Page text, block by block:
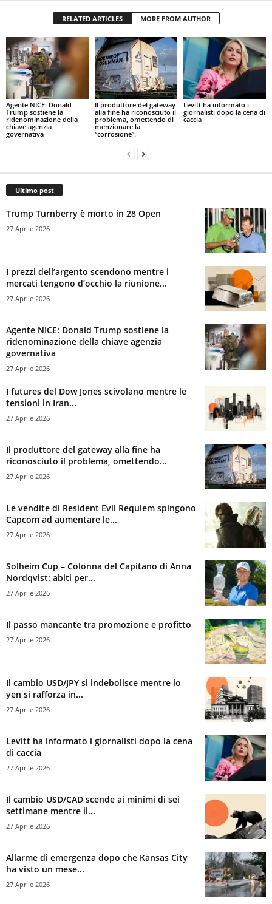
RELATED ARTICLES MORE FROM AUTHOR
Agente NICE: Donald
Trump sostiene la
ridenominazione della
chiave agenzia
governativa
Il produttore del gateway
alla fine ha riconosciuto il
problema, omettendo di
menzionare la
“corrosione”.
Levitt ha informato i
giornalisti dopo la cena di
caccia
Ultimo post
Trump Turnberry è morto in 28 Open
27 Aprile 2026
I prezzi dell’argento scendono mentre i
mercati tengono d’occhio la riunione...
27 Aprile 2026
Agente NICE: Donald Trump sostiene la
ridenominazione della chiave agenzia
governativa
27 Aprile 2026
I futures del Dow Jones scivolano mentre le
tensioni in Iran...
27 Aprile 2026
Il produttore del gateway alla fine ha
riconosciuto il problema, omettendo...
27 Aprile 2026
Le vendite di Resident Evil Requiem spingono
Capcom ad aumentare le...
27 Aprile 2026
Solheim Cup – Colonna del Capitano di Anna
Nordqvist: abiti per...
27 Aprile 2026
Il passo mancante tra promozione e profitto
27 Aprile 2026
Il cambio USD/JPY si indebolisce mentre lo
yen si rafforza in...
27 Aprile 2026
Levitt ha informato i giornalisti dopo la cena
di caccia
27 Aprile 2026
Il cambio USD/CAD scende ai minimi di sei
settimane mentre il...
27 Aprile 2026
Allarme di emergenza dopo che Kansas City
ha visto un mese...
27 Aprile 2026